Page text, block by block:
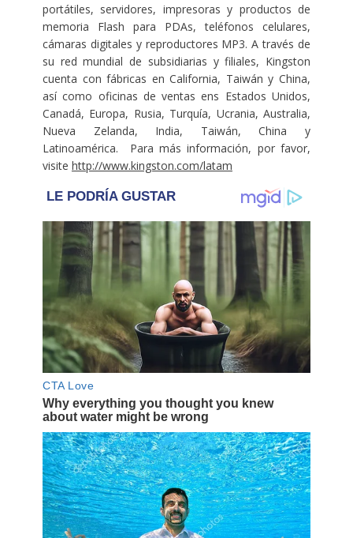
portátiles, servidores, impresoras y productos de
memoria Flash para PDAs, teléfonos celulares,
cámaras digitales y reproductores MP3. A través de
su red mundial de subsidiarias y filiales, Kingston
cuenta con fábricas en California, Taiwán y China,
así como oficinas de ventas ens Estados Unidos,
Canadá, Europa, Rusia, Turquía, Ucrania, Australia,
Nueva Zelanda, India, Taiwán, China y
Latinoamérica. Para más información, por favor,
visite http://www.kingston.com/latam